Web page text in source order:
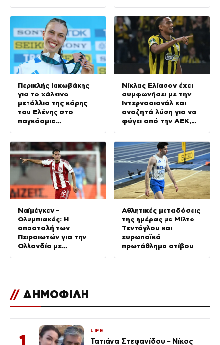
Περικλής Ιακωβάκης
για το χάλκινο
μετάλλιο της κόρης
του Ελένης στο
παγκόσμιο
Νίκλας Ελίασον έχει
συμφωνήσει με την
Ιντερνασιονάλ και
αναζητά λύση για να
φύγει από την ΑΕΚ,
Ναϊμέγκεν –
Ολυμπιακός: Η
αποστολή των
Πειραιωτών για την
Ολλανδία με
Αθλητικές μεταδόσεις
της ημέρας με Μίλτο
Τεντόγλου και
ευρωπαϊκό
πρωτάθλημα στίβου
// ΔΗΜΟΦΙΛΗ
1
LIFE
Τατιάνα Στεφανίδου – Νίκος